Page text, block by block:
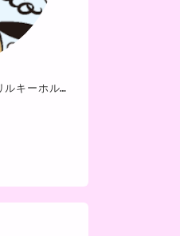
ポチャッコ cafe 限定コラボアクリルキーホルダー（アイスタイプ）